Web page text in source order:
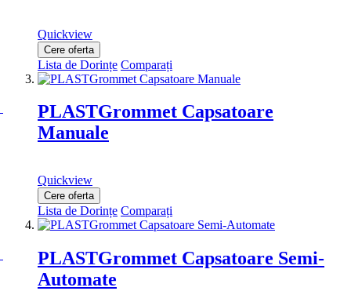
Quickview
Cere oferta
Lista de Dorințe Comparați
PLASTGrommet Capsatoare
Manuale
Quickview
Cere oferta
Lista de Dorințe Comparați
PLASTGrommet Capsatoare Semi-
Automate